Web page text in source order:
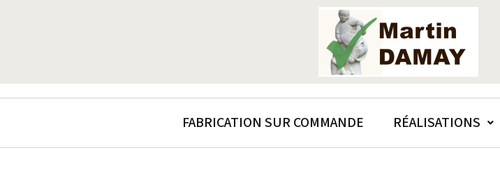
FABRICATION SUR COMMANDE RÉALISATIONS